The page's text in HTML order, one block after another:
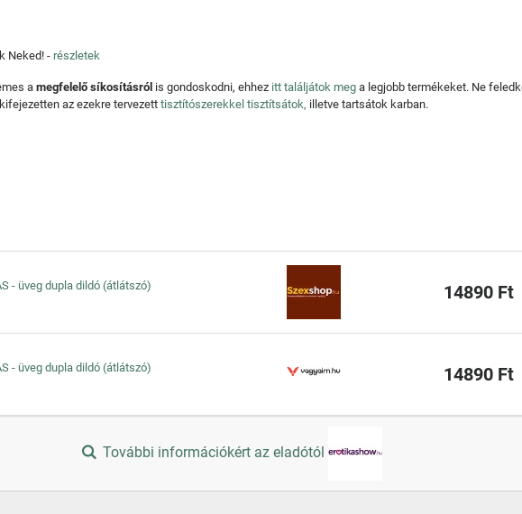
Neked! - részletek
a megfelelő síkosításról is gondoskodni, ehhez itt találjátok meg a legjobb termékeket. Ne
az ezekre tervezett tisztítószerekkel tisztítsátok, illetve tartsátok karban.
- üveg dupla dildó (átlátszó) 14890 Ft
- üveg dupla dildó (átlátszó) 14890 Ft
További információkért az eladótól